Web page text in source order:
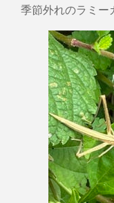
季節外れのラミー